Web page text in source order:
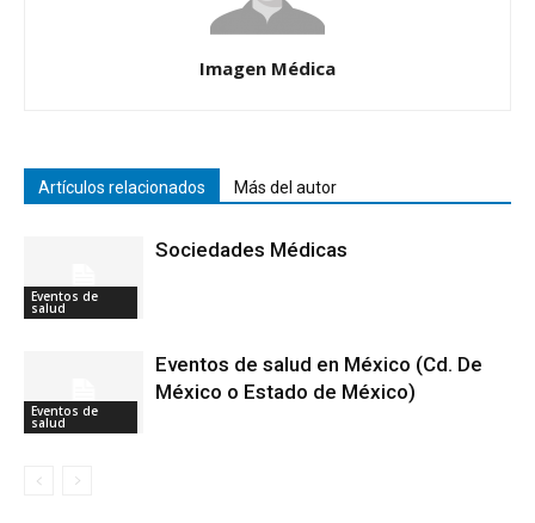
Imagen Médica
Artículos relacionados Más del autor
Eventos de
salud
Sociedades Médicas
Eventos de
salud
Eventos de salud en México (Cd. De
México o Estado de México)